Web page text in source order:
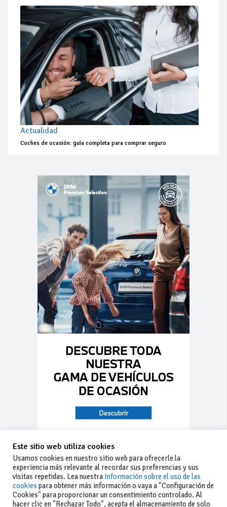
Actualidad
Coches de ocasión: guía completa para comprar seguro
Este sitio web utiliza cookies
Usamos cookies en nuestro sitio web para ofrecerle la
experiencia más relevante al recordar sus preferencias y sus
visitas repetidas. Lea nuestra Información sobre el uso de las
cookies para obtener más información o vaya a "Configuración de
Cookies" para proporcionar un consentimiento controlado. Al
hacer clic en "Rechazar Todo", acepta el almacenamiento de solo